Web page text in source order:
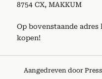
8754 CX, MAKKUM
Op bovenstaande adres
kopen!
Aangedreven door